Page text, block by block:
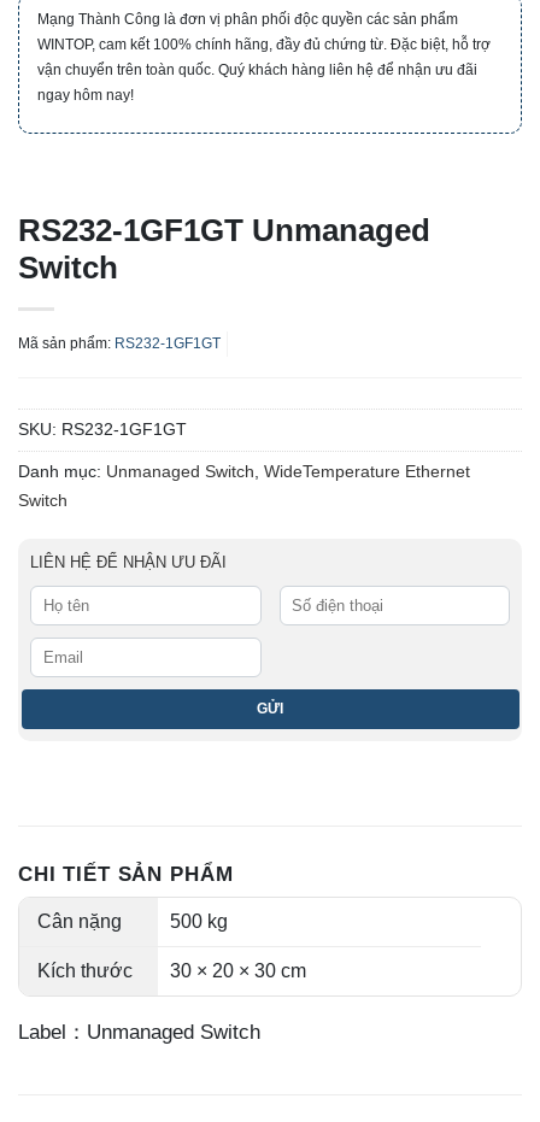
Mạng Thành Công là đơn vị phân phối độc quyền các sản phẩm
WINTOP, cam kết 100% chính hãng, đầy đủ chứng từ. Đặc biệt, hỗ trợ
vận chuyển trên toàn quốc. Quý khách hàng liên hệ để nhận ưu đãi
ngay hôm nay!
RS232-1GF1GT Unmanaged
Switch
Mã sản phẩm: RS232-1GF1GT
SKU: RS232-1GF1GT
Danh mục: Unmanaged Switch, WideTemperature Ethernet
Switch
LIÊN HỆ ĐỂ NHẬN ƯU ĐÃI
CHI TIẾT SẢN PHẨM
Cân nặng 500 kg
Kích thước 30 × 20 × 30 cm
Label：Unmanaged Switch